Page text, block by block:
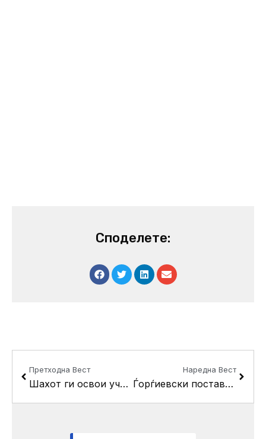
Споделете:
Претходна Вест
Шахот ги освои учениците од Кисела Вода
Наредна Вест
Ѓорѓиевски постави мерна станица во парцелата на Цементарница УСЈЕ